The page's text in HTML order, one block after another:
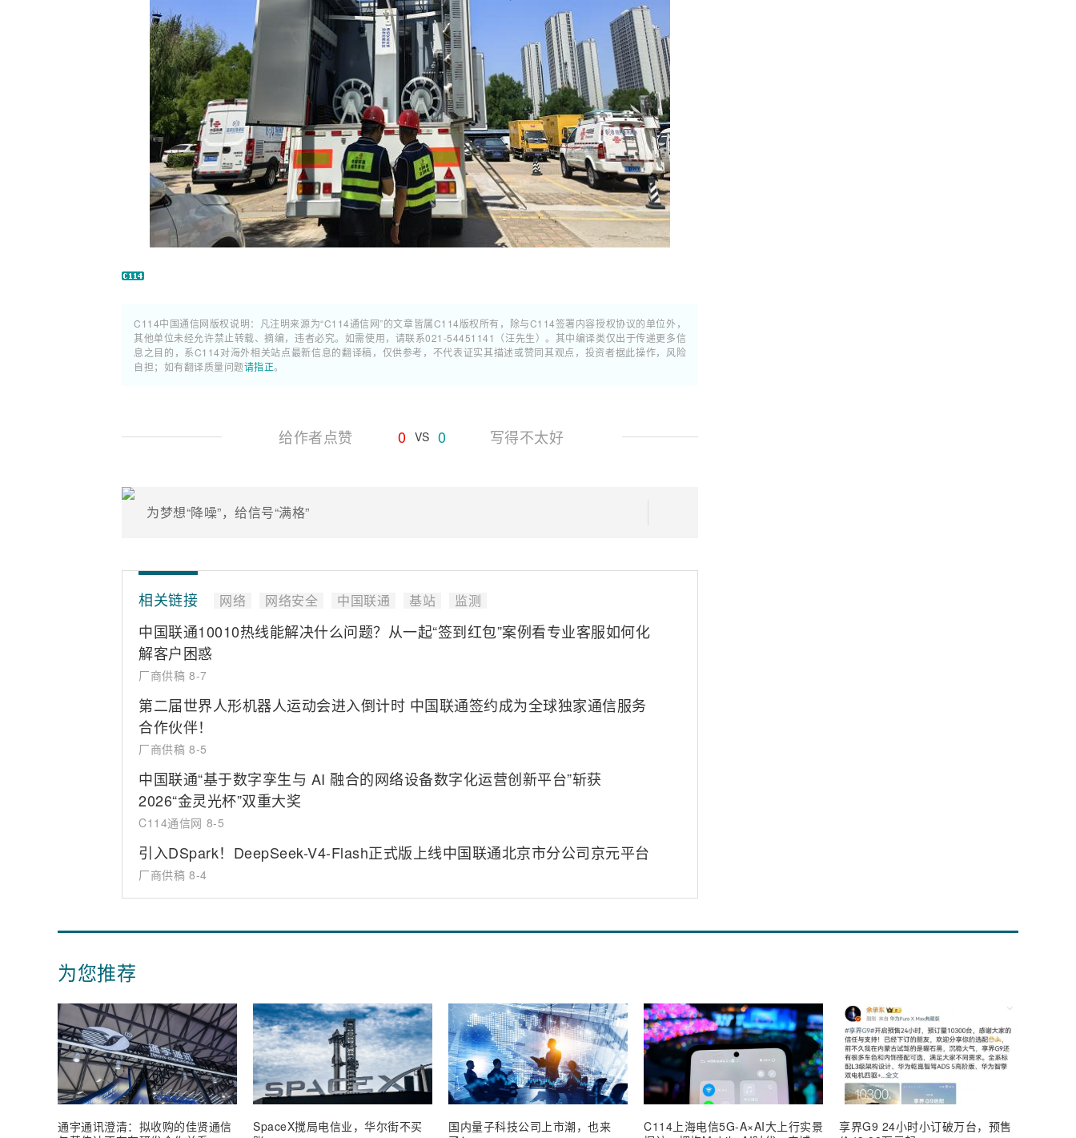
C114中国通信网版权说明：凡注明来源为“C114通信网”的文章皆属C114版权所有，除与C114签署内容授权协议的单位外，
其他单位未经允许禁止转载、摘编，违者必究。如需使用，请联系021-54451141（汪先生）。其中编译类仅出于传递更多信
息之目的，系C114对海外相关站点最新信息的翻译稿，仅供参考，不代表证实其描述或赞同其观点，投资者据此操作，风险
自担；如有翻译质量问题请指正。
给作者点赞 0 VS 0 写得不太好
为梦想“降噪”，给信号“满格”
相关链接 网络 网络安全 中国联通 基站 监测
中国联通10010热线能解决什么问题？从一起“签到红包”案例看专业客服如何化
解客户困惑
厂商供稿 8-7
第二届世界人形机器人运动会进入倒计时 中国联通签约成为全球独家通信服务
合作伙伴！
厂商供稿 8-5
中国联通“基于数字孪生与 AI 融合的网络设备数字化运营创新平台”斩获
2026“金灵光杯”双重大奖
C114通信网 8-5
引入DSpark！DeepSeek-V4-Flash正式版上线中国联通北京市分公司京元平台
厂商供稿 8-4
为您推荐
通宇通讯澄清：拟收购的佳贤通信
SpaceX搅局电信业，华尔街不买
国内量子科技公司上市潮，也来
C114上海电信5G-A×AI大上行实景
享界G9 24小时小订破万台，预售